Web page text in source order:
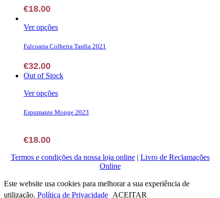
be
on
page
€18.00
Ver opçõesThis
has
options
be
on
Falcoaria Colheita Tardia 2021
€32.00
Out of Stock
Ver opçõesThis
has
may
be
on
Espumante Monge 2023
€18.00
Termos e condições da nossa loja online| Livro de Reclamações
Online
Este website usa cookies para melhorar a sua experiência de
utilização. Política de Privacidade ACEITAR